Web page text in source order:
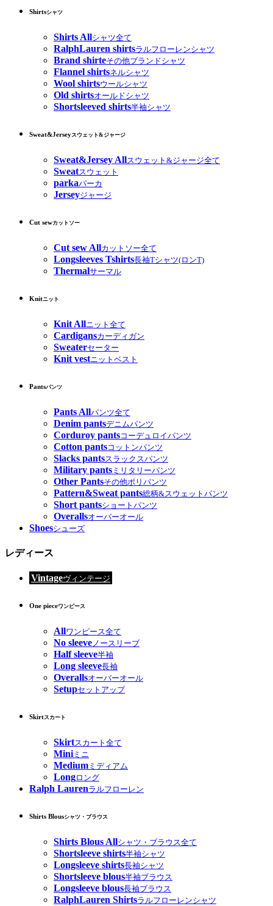
Shirtsシャツ
Shirts Allシャツ全て
RalphLauren shirtsラルフローレンシャツ
Brand shirteその他ブランドシャツ
Flannel shirtsネルシャツ
Wool shirtsウールシャツ
Old shirtsオールドシャツ
Shortsleeved shirts半袖シャツ
Sweat&Jerseyスウェット&ジャージ
Sweat&Jersey Allスウェット&ジャージ全て
Sweatスウェット
parkaパーカ
Jerseyジャージ
Cut sewカットソー
Cut sew Allカットソー全て
Longsleeves Tshirts長袖Tシャツ(ロンT)
Thermalサーマル
Knitニット
Knit Allニット全て
Cardigansカーディガン
Sweaterセーター
Knit vestニットベスト
Pantsパンツ
Pants Allパンツ全て
Denim pantsデニムパンツ
Corduroy pantsコーデュロイパンツ
Cotton pantsコットンパンツ
Slacks pantsスラックスパンツ
Military pants ミリタリーパンツ
Other Pantsその他ポリパンツ
Pattern&Sweat pants総柄&スウェットパンツ
Short pantsショートパンツ
Overallsオーバーオール
Shoesシューズ
レディース
Vintageヴィンテージ
One pieceワンピース
Allワンピース全て
No sleeveノースリーブ
Half sleeve半袖
Long sleeve長袖
Overallsオーバーオール
Setupセットアップ
Skirtスカート
Skirtスカート全て
Miniミニ
Medium ミディアム
Longロング
Ralph Laurenラルフローレン
Shirts Blousシャツ・ブラウス
Shirts Blous Allシャツ・ブラウス全て
Shortsleeve shirts半袖シャツ
Longsleeve shirts長袖シャツ
Shortsleeve blous半袖ブラウス
Longsleeve blous長袖ブラウス
RalphLauren Shirtsラルフローレンシャツ